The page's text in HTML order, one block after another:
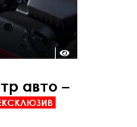
авто –